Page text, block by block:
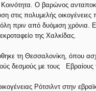
Ο βαρώνος
στις πολυμελής
πριν από δυόμιση χρόνια.
της Χαλκίδας.
τη Θεσσαλονίκη, όπου
δεσμούς με τους Εβραίους
Ρότσιλντ στην